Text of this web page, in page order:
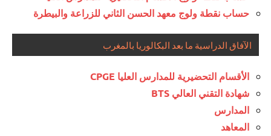
حساب نقطة ولوج معهد الحسن الثاني للزراعة والبيطرة
الآفاق الدراسية ما بعد البكالوريا بالمغرب
الأقسام التحضيرية للمدارس العليا CPGE
شهادة التقني العالي BTS
المدارس
المعاهد